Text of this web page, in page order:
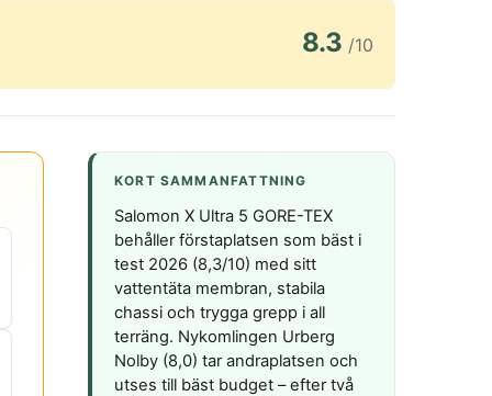
8.3 /10
KORT SAMMANFATTNING
Salomon X Ultra 5 GORE-TEX
behåller förstaplatsen som bäst i
test 2026 (8,3/10) med sitt
vattentäta membran, stabila
chassi och trygga grepp i all
terräng. Nykomlingen Urberg
Nolby (8,0) tar andraplatsen och
utses till bäst budget – efter två